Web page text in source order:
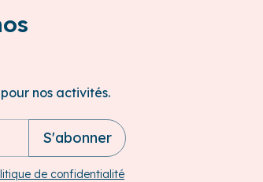
nos activités.
de confidentialité
S'abonner